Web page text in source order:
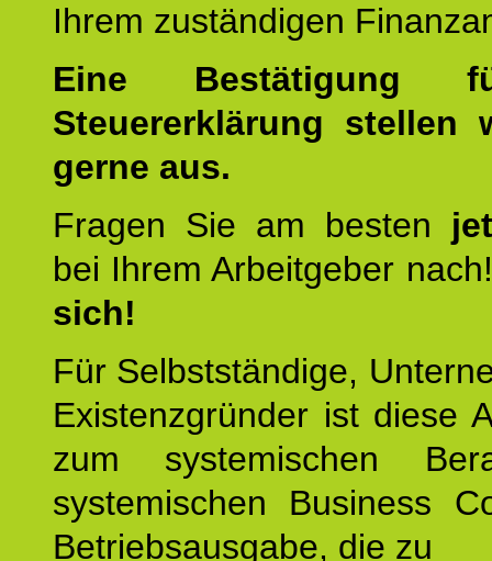
Ihrem zuständigen
Eine Bestätigung
Steuererklärung stellen
gerne aus.
Fragen Sie am besten
bei Ihrem Arbeitgeber
sich!
Für Selbstständige,
Existenzgründer ist diese
zum systemischen
systemischen Business
Betriebsausgabe, die zu